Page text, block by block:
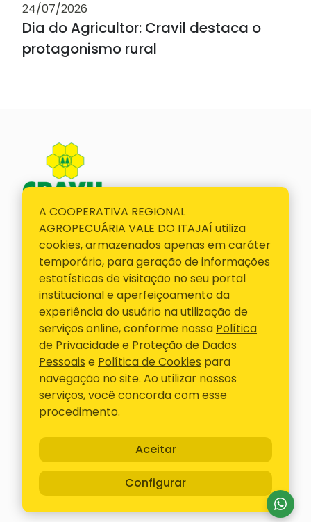
24/07/2026
Dia do Agricultor: Cravil destaca o
protagonismo rural
E-mail
cravil@cravil.com.br
Telefone
47 3531-3000
Siga-nos
ACESSOS RÁPIDOS
Contato
Representantes
Boletos
Cravil - Todos os Direitos Reservados
- Desenvolvido
1WD
A COOPERATIVA REGIONAL
AGROPECUÁRIA VALE DO ITAJAÍ utiliza
cookies, armazenados apenas em caráter
temporário, para geração de informações
estatísticas de visitação no seu portal
institucional e aperfeiçoamento da
experiência do usuário na utilização de
serviços online, conforme nossa Política
de Privacidade e Proteção de Dados
Pessoais e Política de Cookies para
navegação no site. Ao utilizar nossos
serviços, você concorda com esse
procedimento.
Aceitar
Configurar